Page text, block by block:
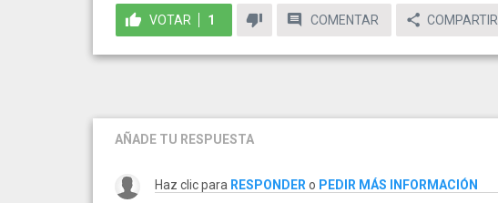
VOTAR 1 COMENTAR COMPARTIR
AÑADE TU RESPUESTA
Haz clic para RESPONDER o PEDIR MÁS INFORMACIÓN